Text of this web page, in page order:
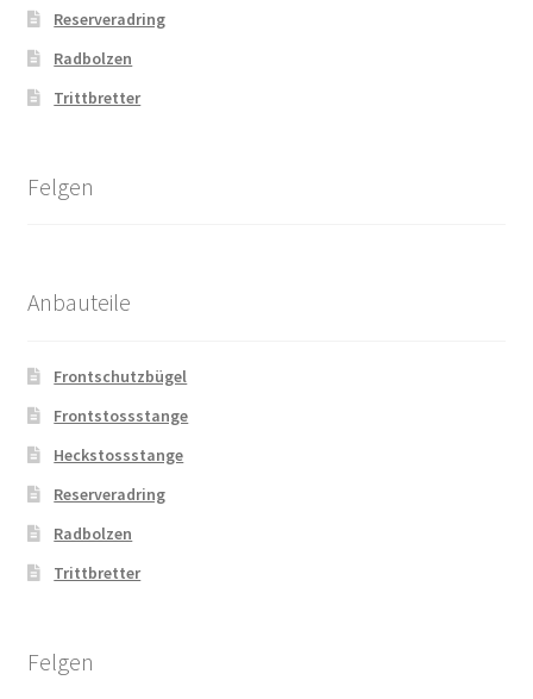
Reserveradring
Radbolzen
Trittbretter
Felgen
Anbauteile
Frontschutzbügel
Frontstossstange
Heckstossstange
Reserveradring
Radbolzen
Trittbretter
Felgen